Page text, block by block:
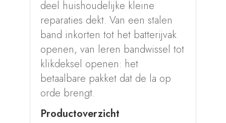
deel huishoudelijke kleine
reparaties dekt. Van een stalen
band inkorten tot het batterijvak
openen, van leren bandwissel tot
klikdeksel openen: het
betaalbare pakket dat de la op
orde brengt.
Productoverzicht